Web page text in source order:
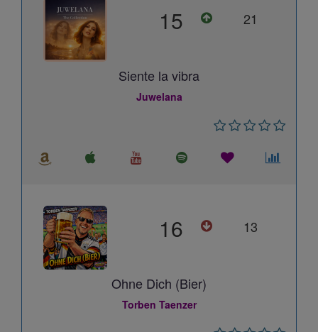
15 21
Siente la vibra
Juwelana
16 13
Ohne Dich (Bier)
Torben Taenzer